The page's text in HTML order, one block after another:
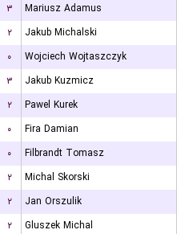
۳
Mariusz Adamus
۲
Jakub Michalski
۰
Wojciech Wojtaszczyk
۳
Jakub Kuzmicz
۲
Pawel Kurek
۰
Fira Damian
۰
Filbrandt Tomasz
۲
Michal Skorski
۲
Jan Orszulik
۲
Gluszek Michal